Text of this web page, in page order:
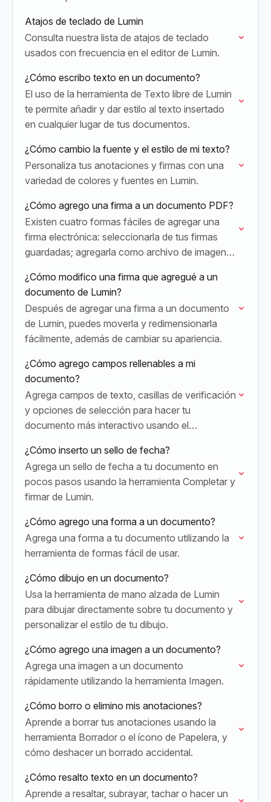
Atajos de teclado de Lumin
Consulta nuestra lista de atajos de teclado
usados con frecuencia en el editor de Lumin.
¿Cómo escribo texto en un documento?
El uso de la herramienta de Texto libre de Lumin
te permite añadir y dar estilo al texto insertado
en cualquier lugar de tus documentos.
¿Cómo cambio la fuente y el estilo de mi texto?
Personaliza tus anotaciones y firmas con una
variedad de colores y fuentes en Lumin.
¿Cómo agrego una firma a un documento PDF?
Existen cuatro formas fáciles de agregar una
firma electrónica: seleccionarla de tus firmas
guardadas; agregarla como archivo de imagen;
teclado.
¿Cómo modifico una firma que agregué a un
documento de Lumin?
Después de agregar una firma a un documento
de Lumin, puedes moverla y redimensionarla
fácilmente, además de cambiar su apariencia.
¿Cómo agrego campos rellenables a mi
documento?
Agrega campos de texto, casillas de verificación
y opciones de selección para hacer tu
documento más interactivo usando el
¿Cómo inserto un sello de fecha?
Agrega un sello de fecha a tu documento en
pocos pasos usando la herramienta Completar y
firmar de Lumin.
¿Cómo agrego una forma a un documento?
Agrega una forma a tu documento utilizando la
herramienta de formas fácil de usar.
¿Cómo dibujo en un documento?
Usa la herramienta de mano alzada de Lumin
para dibujar directamente sobre tu documento y
personalizar el estilo de tu dibujo.
¿Cómo agrego una imagen a un documento?
Agrega una imagen a un documento
rápidamente utilizando la herramienta Imagen.
¿Cómo borro o elimino mis anotaciones?
Aprende a borrar tus anotaciones usando la
herramienta Borrador o el ícono de Papelera, y
cómo deshacer un borrado accidental.
¿Cómo resalto texto en un documento?
Aprende a resaltar, subrayar, tachar o hacer un